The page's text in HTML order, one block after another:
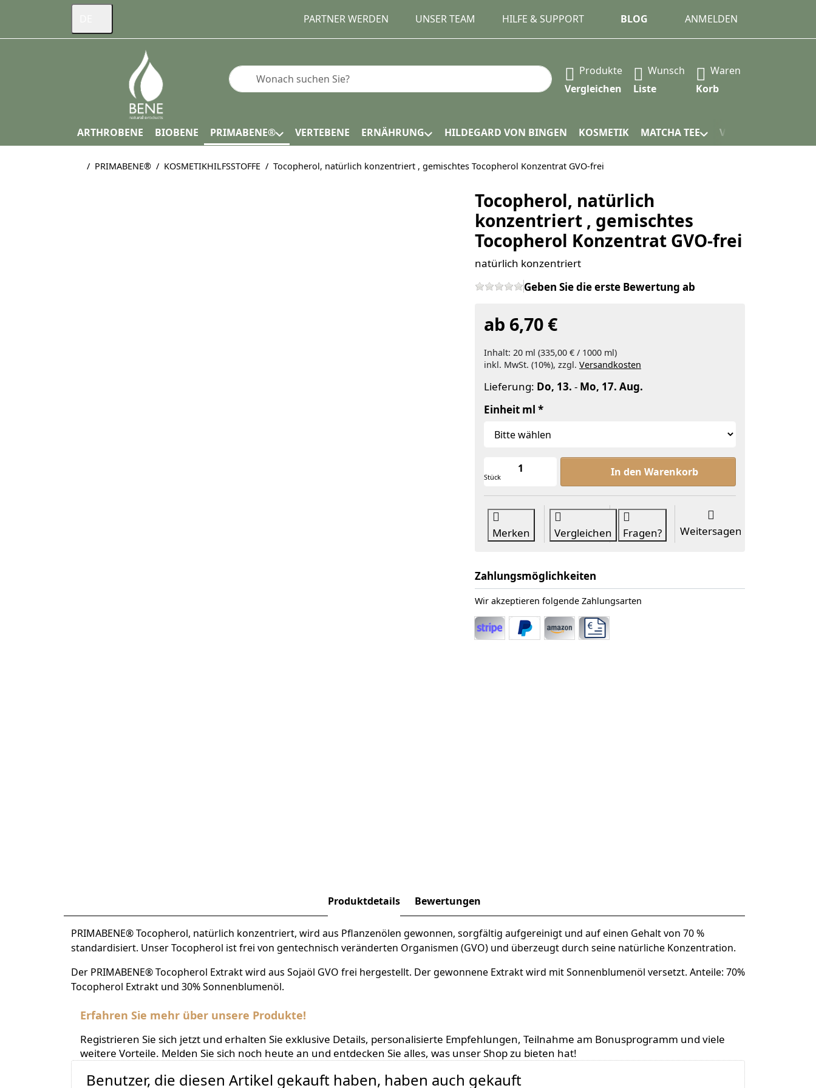
PARTNER WERDEN UNSER TEAM HILFE & SUPPORT BLOG ANMELDEN
Geben Sie einen Suchbegriff ein. Während Sie tippen, erscheinen automatisch erste Ergebnisse. Drücken Sie die
Produkte
Vergleichen
Wunsch
Liste
Waren
Korb
ARTHROBENE BIOBENE PRIMABENE® VERTEBENE ERNÄHRUNG HILDEGARD VON BINGEN KOSMETIK MATCHA TEE VERPACKUNG
Startseite
PRIMABENE® KOSMETIKHILFSSTOFFE Tocopherol, natürlich konzentriert , gemischtes Tocopherol Konzentrat GVO-frei
Tocopherol, natürlich
konzentriert , gemischtes
Tocopherol Konzentrat GVO-frei
natürlich konzentriert
Geben Sie die erste Bewertung ab
ab 6,70 €
Inhalt: 20 ml (335,00 € / 1000 ml)
inkl. MwSt. (10%), zzgl. Versandkosten
Lieferung: Do, 13. - Mo, 17. Aug.
Einheit ml
Stück
Tocopherol, natürlich konzentriert , gemischtes
In den Warenkorb
Merken Vergleichen Fragen? Weitersagen
Zahlungsmöglichkeiten
Wir akzeptieren folgende Zahlungsarten
Produktdetails Bewertungen
PRIMABENE® Tocopherol, natürlich konzentriert, wird aus Pflanzenölen gewonnen, sorgfältig aufgereinigt und auf einen Gehalt von 70 %
standardisiert. Unser Tocopherol ist frei von gentechnisch veränderten Organismen (GVO) und überzeugt durch seine natürliche Konzentration.
Der PRIMABENE® Tocopherol Extrakt wird aus Sojaöl GVO frei hergestellt. Der gewonnene Extrakt wird mit Sonnenblumenöl versetzt. Anteile: 70%
Tocopherol Extrakt und 30% Sonnenblumenöl.
Erfahren Sie mehr über unsere Produkte!
Registrieren Sie sich jetzt und erhalten Sie exklusive Details, personalisierte Empfehlungen, Teilnahme am Bonusprogramm und viele
weitere Vorteile. Melden Sie sich noch heute an und entdecken Sie alles, was unser Shop zu bieten hat!
Benutzer, die diesen Artikel gekauft haben, haben auch gekauft